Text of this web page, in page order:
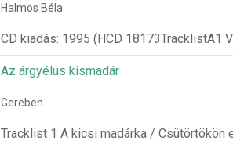
Halmos Béla
CD kiadás: 1995 (HCD 18173TracklistA1
Az árgyélus kismadár
Gereben
Tracklist 1 A kicsi madárka / Csütörtökön